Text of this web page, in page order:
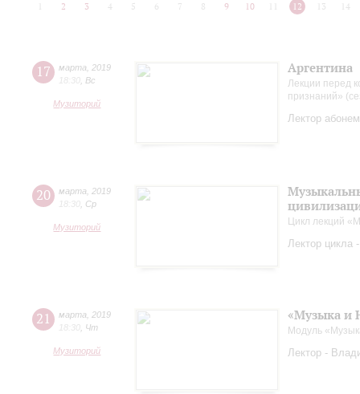
2 3 4 5 6 7 8 9 10 12 13 14
17 марта
2019
18:30 Вс
Музиторий
Аргентина
Лекции перед
признаний»
Лектор
20 марта
2019
18:30 Ср
Музиторий Цикл лекций
Лектор цикла
21 марта
2019
18:30 Чт
Музиторий
«Музыка и
Модуль
Лектор -